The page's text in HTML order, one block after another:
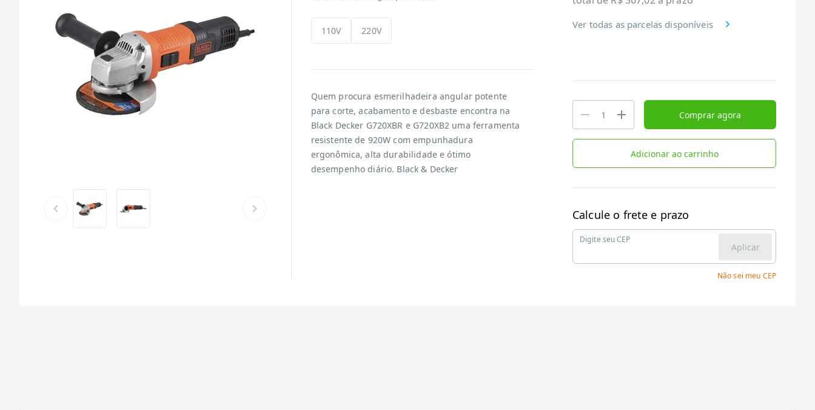
110V 220V
Quem procura esmerilhadeira angular potente
para corte, acabamento e desbaste encontra na
Black Decker G720XBR e G720XB2 uma ferramenta
resistente de 920W com empunhadura
ergonômica, alta durabilidade e ótimo
desempenho diário. Black & Decker
Ver todas as parcelas disponíveis
Comprar agora
Adicionar ao carrinho
Calcule o frete e prazo
Digite seu CEP
Aplicar
Não sei meu CEP